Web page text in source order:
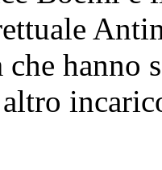
che